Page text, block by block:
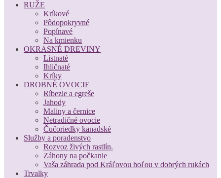
RUŽE
Kríkové
Pôdopokryvné
Popínavé
Na kmienku
OKRASNÉ DREVINY
Listnaté
Ihličnaté
Kríky
DROBNÉ OVOCIE
Ríbezle a egreše
Jahody
Maliny a černice
Netradičné ovocie
Čučoriedky kanadské
Služby a poradenstvo
Rozvoz živých rastlín.
Záhony na počkanie
Vaša záhrada pod Kráľovou hoľou v dobrých rukách
Trvalky